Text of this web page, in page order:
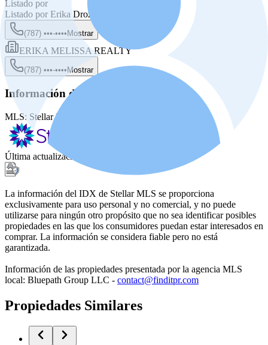
Listado por
Listado por Erika Droz Velazquez
(787) •••-•••• Mostrar
ERIKA MELISSA REALTY
(787) •••-•••• Mostrar
Información de la fuente
MLS: Stellar MLS
Última actualización
La información del IDX de Stellar MLS se proporciona
exclusivamente para uso personal y no comercial, y no puede
utilizarse para ningún otro propósito que no sea identificar posibles
propiedades en las que los consumidores puedan estar interesados en
comprar. La información se considera fiable pero no está
garantizada.
Información de las propiedades presentada por la agencia MLS
local: Bluepath Group LLC - contact@finditpr.com
Propiedades Similares